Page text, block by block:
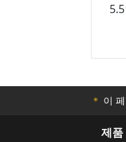
＊ 이
제품